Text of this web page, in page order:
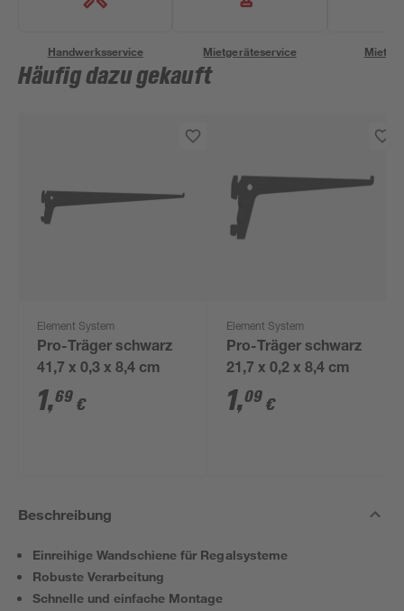
Handwerksservice Mietgeräteservice
Häufig dazu gekauft
Element System
Pro-Träger schwarz
41,7 x 0,3 x 8,4 cm
1,69 €
Element System
Pro-Träger schwarz
21,7 x 0,2 x 8,4 cm
1,09 €
Beschreibung
Einreihige Wandschiene für Regalsysteme
Robuste Verarbeitung
Schnelle und einfache Montage